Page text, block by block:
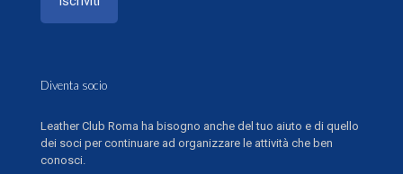
Diventa socio
Leather Club Roma ha bisogno anche del tuo aiuto e di quello
dei soci per continuare ad organizzare le attività che ben
conosci.